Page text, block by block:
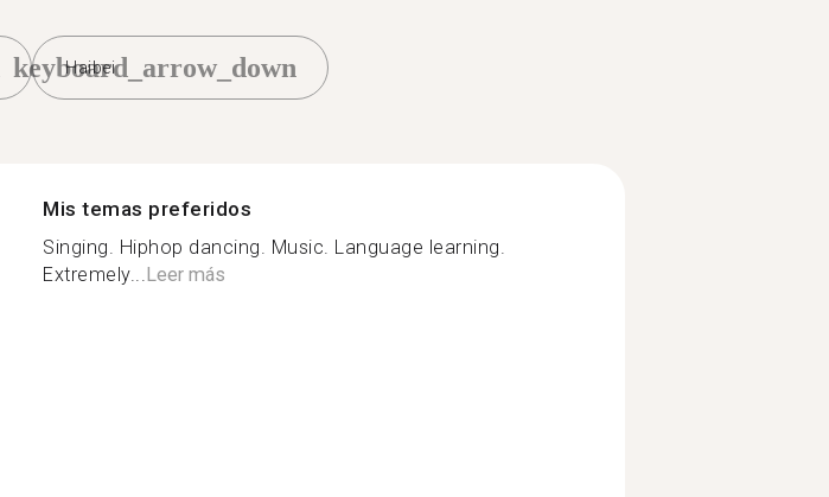
Haibei
keyboard_arrow_down
Mis temas preferidos
Singing. Hiphop dancing. Music. Language learning.
Extremely...Leer más